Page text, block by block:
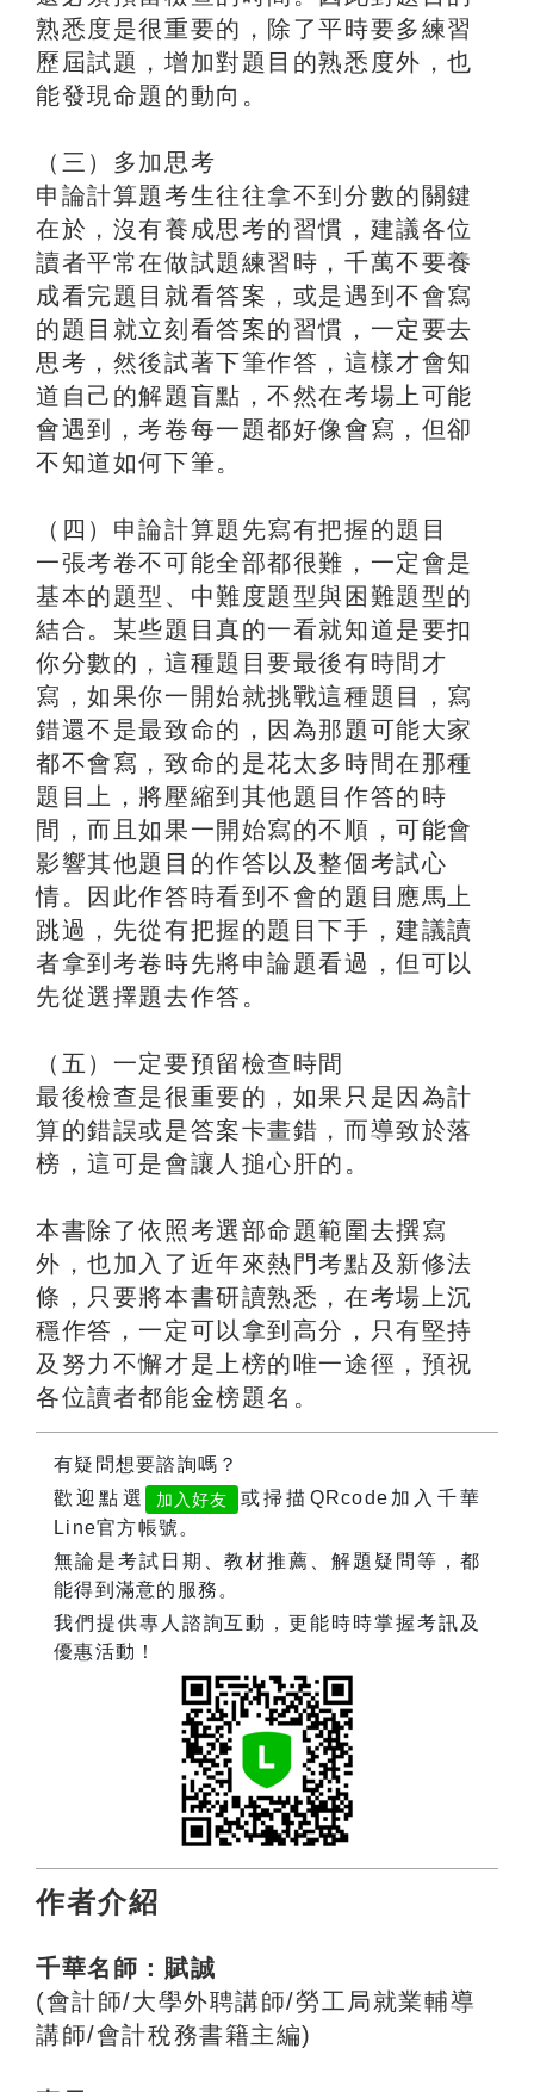
熟悉度是很重要的，除了平時要多練習
歷屆試題，增加對題目的熟悉度外，也
能發現命題的動向。
（三）多加思考
申論計算題考生往往拿不到分數的關鍵
在於，沒有養成思考的習慣，建議各位
讀者平常在做試題練習時，千萬不要養
成看完題目就看答案，或是遇到不會寫
的題目就立刻看答案的習慣，一定要去
思考，然後試著下筆作答，這樣才會知
道自己的解題盲點，不然在考場上可能
會遇到，考卷每一題都好像會寫，但卻
不知道如何下筆。
（四）申論計算題先寫有把握的題目
一張考卷不可能全部都很難，一定會是
基本的題型、中難度題型與困難題型的
結合。某些題目真的一看就知道是要扣
你分數的，這種題目要最後有時間才
寫，如果你一開始就挑戰這種題目，寫
錯還不是最致命的，因為那題可能大家
都不會寫，致命的是花太多時間在那種
題目上，將壓縮到其他題目作答的時
間，而且如果一開始寫的不順，可能會
影響其他題目的作答以及整個考試心
情。因此作答時看到不會的題目應馬上
跳過，先從有把握的題目下手，建議讀
者拿到考卷時先將申論題看過，但可以
先從選擇題去作答。
（五）一定要預留檢查時間
最後檢查是很重要的，如果只是因為計
算的錯誤或是答案卡畫錯，而導致於落
榜，這可是會讓人搥心肝的。
本書除了依照考選部命題範圍去撰寫
外，也加入了近年來熱門考點及新修法
條，只要將本書研讀熟悉，在考場上沉
穩作答，一定可以拿到高分，只有堅持
及努力不懈才是上榜的唯一途徑，預祝
各位讀者都能金榜題名。
有疑問想要諮詢嗎？
歡迎點選
加入好友
或掃描QRcode加入千華
Line官方帳號。
無論是考試日期、教材推薦、解題疑問等，都
能得到滿意的服務。
我們提供專人諮詢互動，更能時時掌握考訊及
優惠活動！
作者介紹
千華名師：賦誠
(會計師/大學外聘講師/勞工局就業輔導
講師/會計稅務書籍主編)